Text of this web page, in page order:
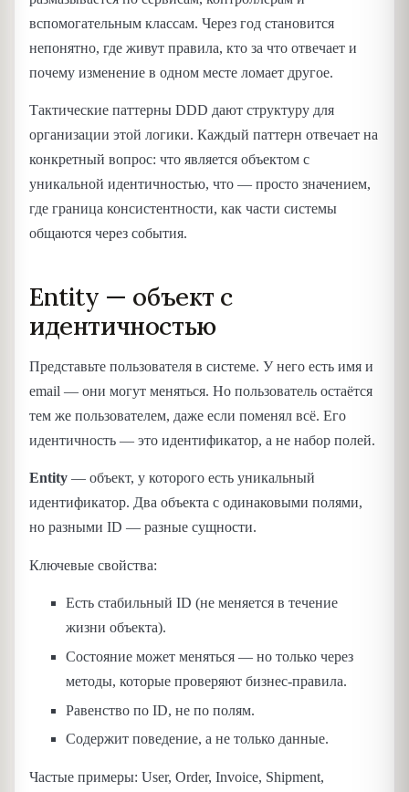
вспомогательным классам. Через год становится
непонятно, где живут правила, кто за что отвечает и
почему изменение в одном месте ломает другое.
Тактические паттерны DDD дают структуру для
организации этой логики. Каждый паттерн отвечает на
конкретный вопрос: что является объектом с
уникальной идентичностью, что — просто значением,
где граница консистентности, как части системы
общаются через события.
Entity — объект с
идентичностью
Представьте пользователя в системе. У него есть имя и
email — они могут меняться. Но пользователь остаётся
тем же пользователем, даже если поменял всё. Его
идентичность — это идентификатор, а не набор полей.
Entity — объект, у которого есть уникальный
идентификатор. Два объекта с одинаковыми полями,
но разными ID — разные сущности.
Ключевые свойства:
Есть стабильный ID (не меняется в течение
жизни объекта).
Состояние может меняться — но только через
методы, которые проверяют бизнес-правила.
Равенство по ID, не по полям.
Содержит поведение, а не только данные.
Частые примеры: User, Order, Invoice, Shipment,